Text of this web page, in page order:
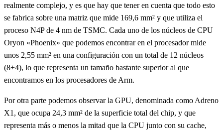
realmente complejo, y es que hay que tener en cuenta que todo esto
se fabrica sobre una matriz que mide 169,6 mm² y que utiliza el
proceso N4P de 4 nm de TSMC. Cada uno de los núcleos de CPU
Oryon «Phoenix» que podemos encontrar en el procesador mide
unos 2,55 mm² en una configuración con un total de 12 núcleos
(8+4), lo que representa un tamaño bastante superior al que
encontramos en los procesadores de Arm.
Por otra parte podemos observar la GPU, denominada como Adreno
X1, que ocupa 24,3 mm² de la superficie total del chip, y que
representa más o menos la mitad que la CPU junto con su cache,